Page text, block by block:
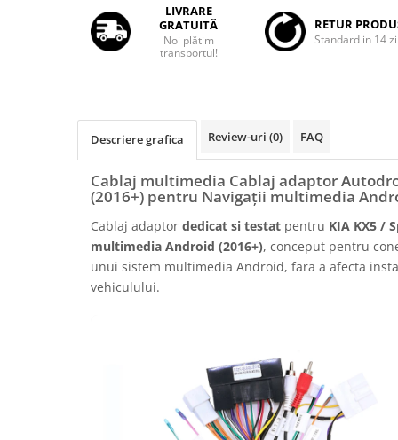
Rame adaptoare Honda
Rame Adaptoare Porsche
Rame adaptoare Citroen
Rame adaptoare Daihatsu
Rame adaptoare Kia
Rame adaptoare Alfa Romeo
Rame adaptoare Hyundai
LIVRARE
GRATUITĂ
Noi plătim
transportul!
RETUR
Standard in 14
Descriere grafica Review-uri (0) FAQ
Cablaj multimedia Cablaj adaptor
(2016+) pentru Navigații multimedia
Cablaj adaptor dedicat si testat pentru KIA KX5 /
multimedia Android (2016+), conceput pentru
unui sistem multimedia Android, fara a afecta
vehiculului.